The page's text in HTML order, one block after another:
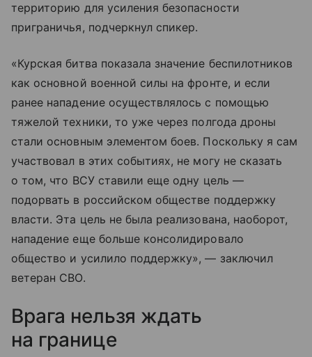
территорию для усиления безопасности
приграничья, подчеркнул спикер.
«Курская битва показала значение беспилотников
как основной военной силы на фронте, и если
ранее нападение осуществлялось с помощью
тяжелой техники, то уже через полгода дроны
стали основным элементом боев. Поскольку я сам
участвовал в этих событиях, не могу не сказать
о том, что ВСУ ставили еще одну цель —
подорвать в российском обществе поддержку
власти. Эта цель не была реализована, наоборот,
нападение еще больше консолидировало
общество и усилило поддержку», — заключил
ветеран СВО.
Врага нельзя ждать
на границе